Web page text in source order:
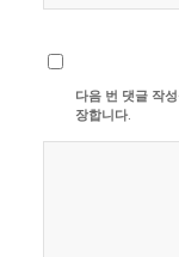
다음 번 댓글 작
장합니다.